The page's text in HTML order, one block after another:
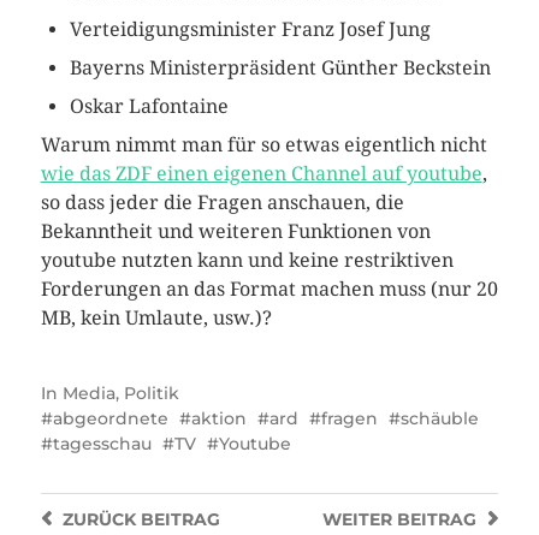
Verteidigungsminister Franz Josef Jung
Bayerns Ministerpräsident Günther Beckstein
Oskar Lafontaine
Warum nimmt man für so etwas eigentlich nicht
wie das ZDF einen eigenen Channel auf youtube,
so dass jeder die Fragen anschauen, die
Bekanntheit und weiteren Funktionen von
youtube nutzten kann und keine restriktiven
Forderungen an das Format machen muss (nur 20
MB, kein Umlaute, usw.)?
In Media, Politik
abgeordnete
aktion ard fragen
schäuble
tagesschau
TV Youtube
WEITER BEITRAG
ZURÜCKBEITRAG